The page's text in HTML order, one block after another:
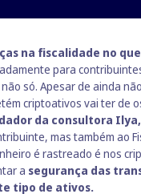
na fiscalidade no
para
só. Apesar de ainda
criptoativos vai ter de
da consultora Ilya,
mas também ao
é rastreado é nos
a segurança das
tipo de ativos.